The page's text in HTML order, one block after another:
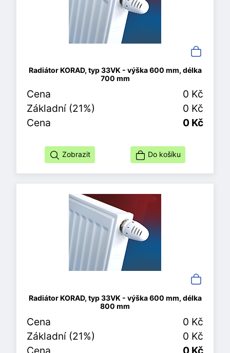
Radiátor KORAD, typ 33VK - výška 600 mm, délka
700 mm
Cena
0 Kč
Základní (21%)
0 Kč
Cena
0 Kč
Zobrazit Do košíku
Radiátor KORAD, typ 33VK - výška 600 mm, délka
800 mm
Cena
0 Kč
Základní (21%)
0 Kč
Cena
0 Kč